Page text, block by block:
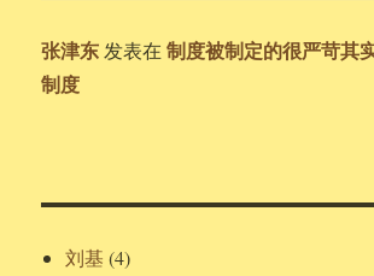
张津东 发表在制度被制定的很严苛其
制度
刘基 (4)